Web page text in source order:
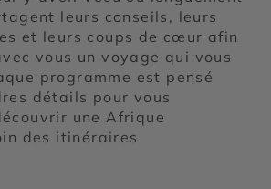
leurs conseils, leurs
et leurs coups de cœur afin
vous un voyage qui vous
programme est pensé
détails pour vous
une Afrique
des itinéraires